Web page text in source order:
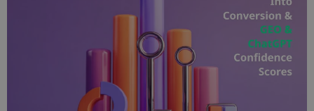
Таргетиране
Функционалност
Строго необходимите бисквитки позволяват
основната функционалност на уебсайта, като
потребителско влизане и управление на
правилно без строго необходими бисквитки.